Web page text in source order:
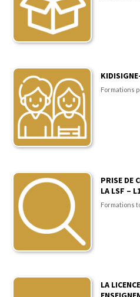
Formations
PRISE DE
LA LSF –
Formations
LA